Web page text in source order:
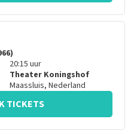
20:15 uur
Theater Koningshof
Maassluis, Nederland
TICKETS